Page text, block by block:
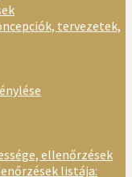
tervezetek,
ellenőrzések
listája: